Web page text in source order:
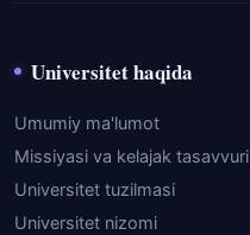
Universitet haqida
Umumiy ma'lumot
Missiyasi va kelajak tasavvuri
Universitet tuzilmasi
Universitet nizomi